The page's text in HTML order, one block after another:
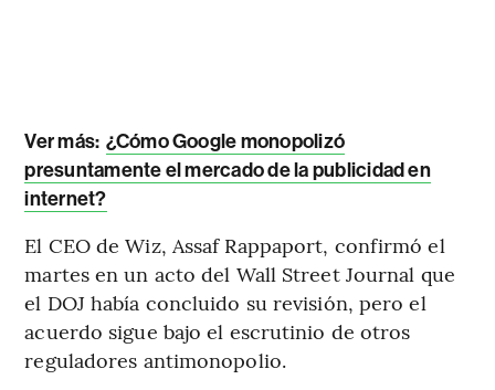
Ver más: ¿Cómo Google monopolizó
presuntamente el mercado de la publicidad en
internet?
El CEO de Wiz, Assaf Rappaport, confirmó el
martes en un acto del Wall Street Journal que
el DOJ había concluido su revisión, pero el
acuerdo sigue bajo el escrutinio de otros
reguladores antimonopolio.